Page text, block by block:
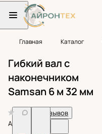
Главная Каталог
Гибкий вал с
наконечником
Samsan 6 м 32 мм
Нет отзывов
Арт.